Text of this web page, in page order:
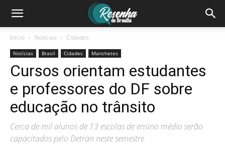
Início Notícias Cidades
Notícias Brasil Cidades Manchetes
Cursos orientam estudantes
e professores do DF sobre
educação no trânsito
Cerca de mil alunos de 13 escolas de ensino médio serão
capacitados pelo Detran neste semestre